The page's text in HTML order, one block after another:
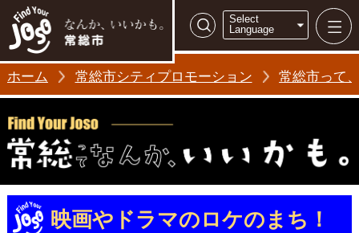
常総市シテ
検索
Select
Language
ホーム 常総市シティプロモーション 常総市って
映画やドラマのロケのまち！